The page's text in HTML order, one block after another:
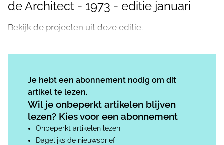
de Architect - 1973 - editie januari
Bekijk de projecten uit deze editie.
Je hebt een abonnement nodig om dit
artikel te lezen.
Wil je onbeperkt artikelen blijven
lezen? Kies voor een abonnement
Onbeperkt artikelen lezen
Dagelijks de nieuwsbrief